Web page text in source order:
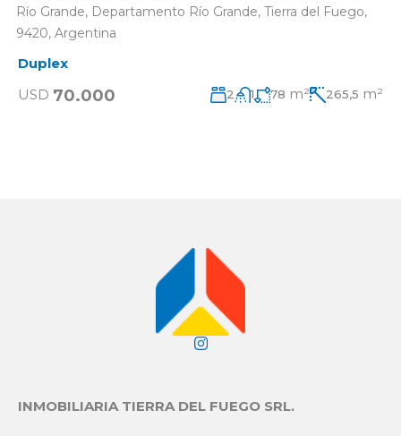
Río Grande, Departamento Río Grande, Tierra del Fuego,
9420, Argentina
Duplex
USD 70.000 2 1 78 m² 265,5 m²
INMOBILIARIA TIERRA DEL FUEGO SRL.